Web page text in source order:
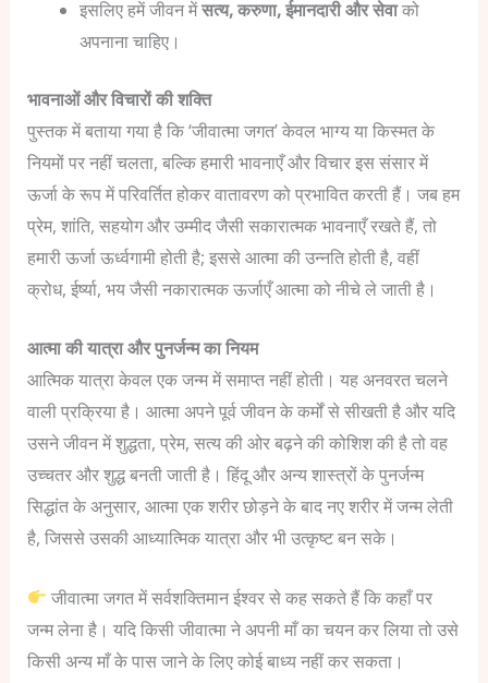
इसलिए हमें जीवन मेंसत्य, करुणा, ईमानदारी और सेवाको
अपनाना चाहिए।
भावनाओं और विचारों की शक्ति
पुस्तक में बताया गया है कि ‘जीवात्मा जगत’ केवल भाग्य या किस्मत के
नियमों पर नहीं चलता, बल्कि हमारी भावनाएँ और विचार इस संसार में
ऊर्जा के रूप में परिवर्तित होकर वातावरण को प्रभावित करती हैं। जब हम
प्रेम, शांति, सहयोग और उम्मीद जैसी सकारात्मक भावनाएँ रखते हैं, तो
हमारी ऊर्जा ऊर्ध्वगामी होती है; इससे आत्मा की उन्नति होती है, वहीं
क्रोध, ईर्ष्या, भय जैसी नकारात्मक ऊर्जाएँ आत्मा को नीचे ले जाती है।
आत्मा की यात्रा और पुनर्जन्म का नियम
आत्मिक यात्रा केवल एक जन्म में समाप्त नहीं होती। यह अनवरत चलने
वाली प्रक्रिया है। आत्मा अपने पूर्व जीवन के कर्मों से सीखती है और यदि
उसने जीवन में शुद्धता, प्रेम, सत्य की ओर बढ़ने की कोशिश की है तो वह
उच्चतर और शुद्ध बनती जाती है। हिंदू और अन्य शास्त्रों के पुनर्जन्म
सिद्धांत के अनुसार, आत्मा एक शरीर छोड़ने के बाद नए शरीर में जन्म लेती
है, जिससे उसकी आध्यात्मिक यात्रा और भी उत्कृष्ट बन सके।
जीवात्मा जगत में सर्वशक्तिमान ईश्वर से कह सकते हैं कि कहाँ पर
जन्म लेना है। यदि किसी जीवात्मा ने अपनी माँ का चयन कर लिया तो उसे
किसी अन्य माँ के पास जाने के लिए कोई बाध्य नहीं कर सकता।